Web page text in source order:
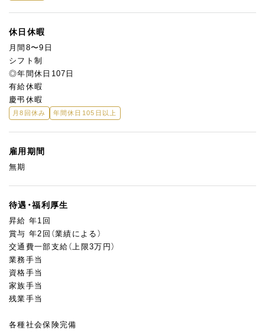
休日休暇
月間8〜9日
シフト制
◎年間休日107日
有給休暇
慶弔休暇
月8回休み 年間休日105日以上
雇用期間
無期
待遇・福利厚生
昇給 年1回
賞与 年2回（業績による）
交通費一部支給（上限3万円）
業務手当
資格手当
家族手当
残業手当
各種社会保険完備